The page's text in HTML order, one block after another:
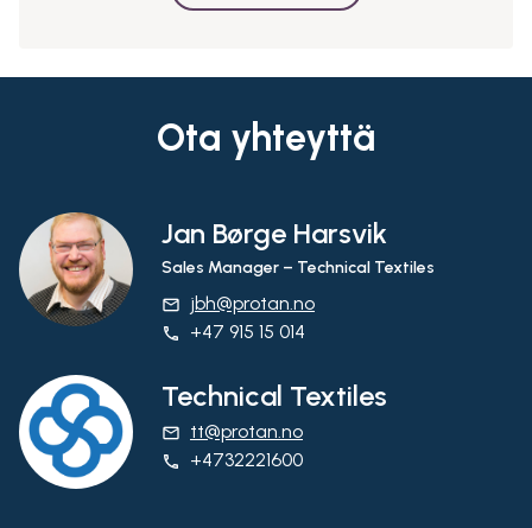
Ota yhteyttä
Jan Børge Harsvik
Sales Manager – Technical Textiles
email jbh@protan.no
phone +47 915 15 014
Technical Textiles
email tt@protan.no
phone +4732221600